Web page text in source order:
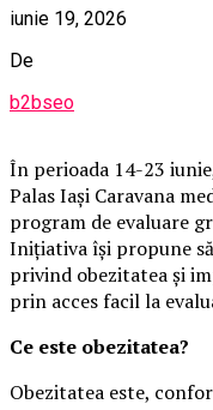
iunie 19, 2026
De
b2bseo
În perioada 14-23
Palas Iași Caravana
program de evaluare
Inițiativa își propune
privind obezitatea și
prin acces facil la
Ce este obezitatea?
Obezitatea este,